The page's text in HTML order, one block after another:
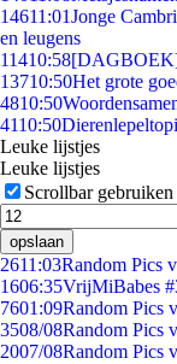
14611:01Jonge
en leugens
11410:58[DAGBOEK]
13710:50Het grote
4810:50
4110:50
Leuke lijstjes
Leuke lijstjes
Scrollbar gebruiken
opslaan
2611:03Random Pics
1606:35VrijMiBabes
7601:09Random Pics
3508/08Random Pics
2007/08Random Pics